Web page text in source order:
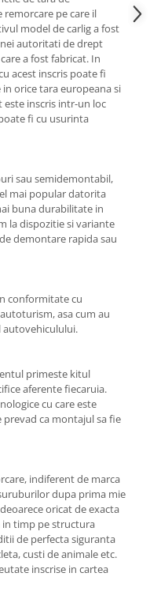
remorcare pe care il
model de carlig a fost
autoritati de drept
a fost fabricat. In
acest inscris poate fi
orice tara europeana si
inscris intr-un loc
fi cu usurinta
sau semidemontabil,
mai popular datorita
buna durabilitate in
la dispozitie si variante
demontare rapida sau
conformitate cu
asa cum au
autovehiculului.
primeste kitul
aferente fiecaruia.
cu care este
ca montajul sa fie
indiferent de marca
dupa prima mie
oricat de exacta
in timp pe structura
de perfecta siguranta
custi de animale etc.
inscrise in cartea